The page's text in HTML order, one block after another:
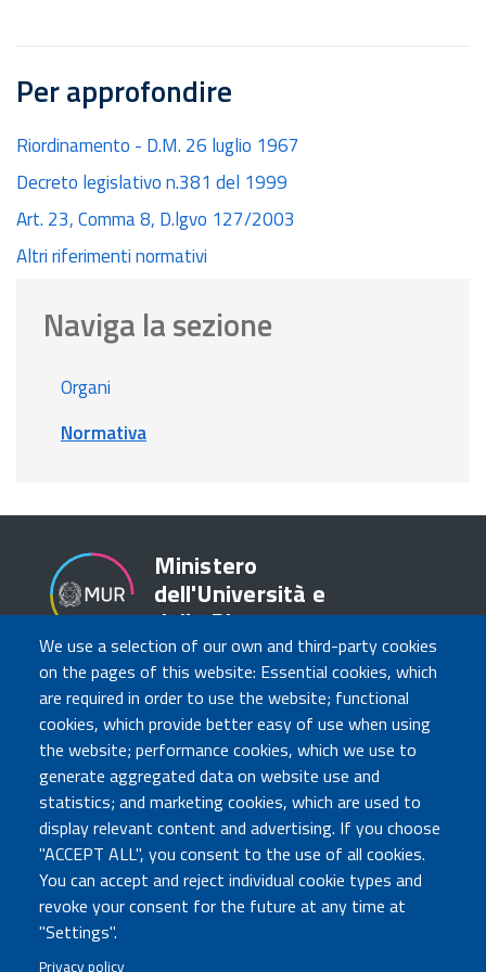
We use a selection of our own and third-party cookies
on the pages of this website: Essential cookies, which
are required in order to use the website; functional
cookies, which provide better easy of use when using
the website; performance cookies, which we use to
generate aggregated data on website use and
statistics; and marketing cookies, which are used to
display relevant content and advertising. If you choose
"ACCEPT ALL", you consent to the use of all cookies.
You can accept and reject individual cookie types and
revoke your consent for the future at any time at
"Settings".
Privacy policy
Per approfondire
Riordinamento - D.M. 26 luglio 1967
Decreto legislativo n.381 del 1999
Art. 23, Comma 8, D.lgvo 127/2003
Altri riferimenti normativi
Naviga la sezione
Organi
Normativa
Ministero
dell'Università e
della Ricerca
TRASPARENZA
Amministrazione Trasparente
Atti di notifica
Albo online
Concorsi
COMUNICA CON NOI
Urp
Posta elettronica certificata
Sedi e contatti